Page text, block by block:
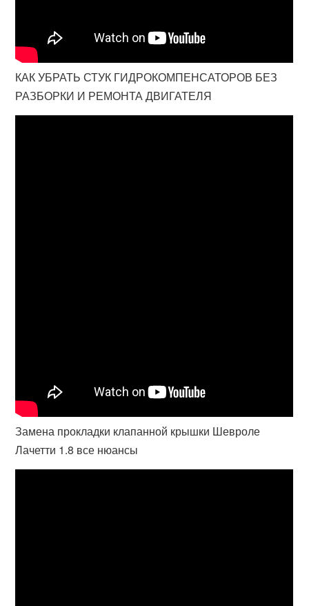
КАК УБРАТЬ СТУК ГИДРОКОМПЕНСАТОРОВ БЕЗ
РАЗБОРКИ И РЕМОНТА ДВИГАТЕЛЯ
Замена прокладки клапанной крышки Шевроле
Лачетти 1.8 все нюансы